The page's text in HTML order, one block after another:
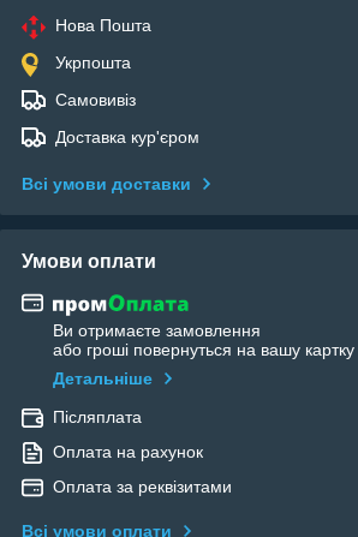
Нова Пошта
Укрпошта
Самовивіз
Доставка кур'єром
Всі умови доставки
Умови оплати
Ви отримаєте замовлення
або гроші повернуться на вашу картку
Детальніше
Післяплата
Оплата на рахунок
Оплата за реквізитами
Всі умови оплати